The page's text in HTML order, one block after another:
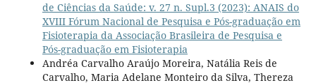
de Ciências da Saúde: v. 27 n. Supl.3 (2023): ANAIS do
XVIII Fórum Nacional de Pesquisa e Pós-graduação em
Fisioterapia da Associação Brasileira de Pesquisa e
Pós-graduação em Fisioterapia
Andréa Carvalho Araújo Moreira, Natália Reis de
Carvalho, Maria Adelane Monteiro da Silva, Thereza